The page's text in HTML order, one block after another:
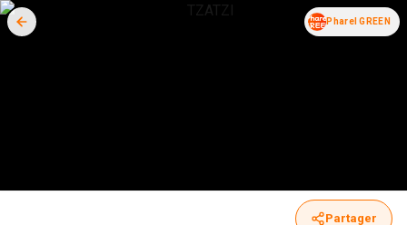
Pharel GREEN
Partager